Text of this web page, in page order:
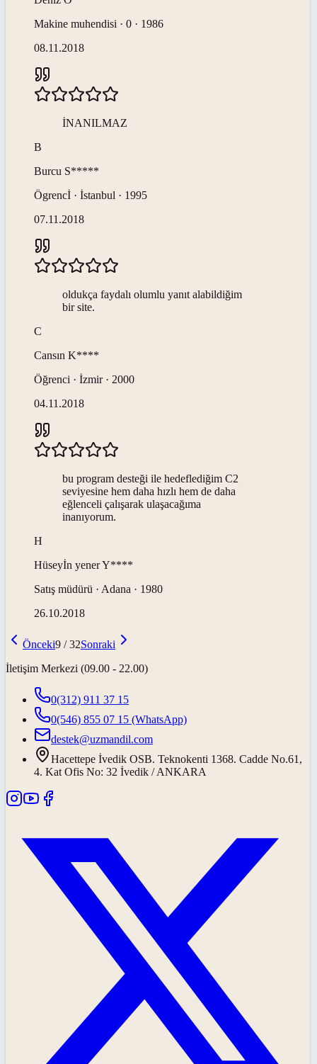
Makine muhendisi · 0 · 1986
08.11.2018
İNANILMAZ
B
Burcu S*****
Ögrencİ · İstanbul · 1995
07.11.2018
oldukça faydalı olumlu yanıt alabildiğim
bir site.
C
Cansın K****
Öğrenci · İzmir · 2000
04.11.2018
bu program desteği ile hedeflediğim C2
seviyesine hem daha hızlı hem de daha
eğlenceli çalışarak ulaşacağıma
inanıyorum.
H
Hüseyİn yenerY****
Satış müdürü · Adana · 1980
26.10.2018
Önceki9 /32Sonraki
İletişim Merkezi (09.00 - 22.00)
0(312) 911 37 15
0(546) 855 07 15 (WhatsApp)
destek@uzmandil.com
Hacettepe İvedik OSB. Teknokenti 1368. Cadde No.61,
4. Kat Ofis No: 32 İvedik / ANKARA